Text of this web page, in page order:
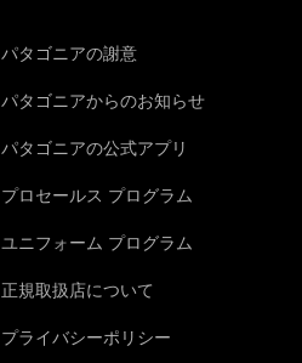
パタゴニアの謝意
パタゴニアからのお知らせ
パタゴニアの公式アプリ
プロセールス プログラム
ユニフォーム プログラム
正規取扱店について
プライバシーポリシー